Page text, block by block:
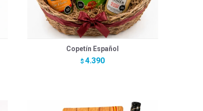
Copetín Español
$ 4.390